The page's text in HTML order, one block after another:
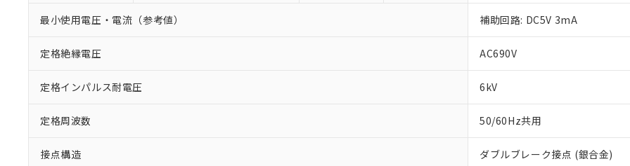
最小使用電圧・電流（参考値） 補助回路: DC5V 3mA
定格絶縁電圧 AC690V
定格インパルス耐電圧 6kV
定格周波数 50/60Hz共用
接点構造 ダブルブレーク接点 (銀合金)